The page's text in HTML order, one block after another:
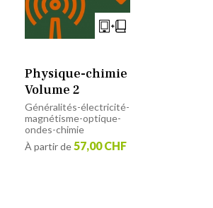
Physique-chimie
Volume 2
Généralités-électricité-
magnétisme-optique-
ondes-chimie
À partir de57,00 CHF